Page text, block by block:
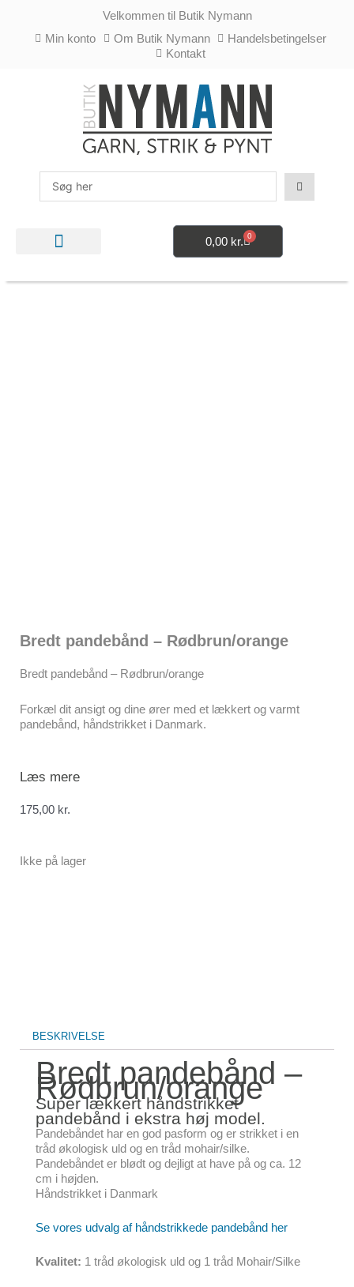
indholdet
Velkommen til Butik Nymann
Min konto
Om Butik Nymann
Handelsbetingelser
Kontakt
0,00 kr. 0
Kurv
Bredt pandebånd – Rødbrun/orange
Bredt pandebånd – Rødbrun/orange
Forkæl dit ansigt og dine ører med et lækkert og varmt
pandebånd, håndstrikket i Danmark.
Læs mere
175,00 kr.
Ikke på lager
BESKRIVELSE
Bredt pandebånd –
Rødbrun/orange
Super lækkert håndstrikket
pandebånd i ekstra høj model.
Pandebåndet har en god pasform og er strikket i en
tråd økologisk uld og en tråd mohair/silke.
Pandebåndet er blødt og dejligt at have på og ca. 12
cm i højden.
Håndstrikket i Danmark
Se vores udvalg af håndstrikkede pandebånd her
Kvalitet: 1 tråd økologisk uld og 1 tråd Mohair/Silke